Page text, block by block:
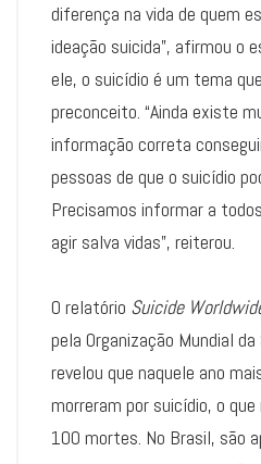
diferença na vida de quem
ideação suicida”, afirmou o
ele, o suicídio é um tema
preconceito. “Ainda existe
informação correta
pessoas de que o suicídio
Precisamos informar a
agir salva vidas”, reiterou.
O relatório Suicide
pela Organização Mundial
revelou que naquele ano
morreram por suicídio, o
100 mortes. No Brasil, são